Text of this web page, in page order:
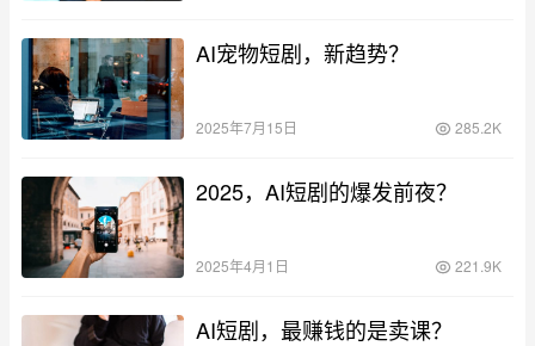
AI宠物短剧，新趋势？
2025年7月15日 285.2K
2025，AI短剧的爆发前夜？
2025年4月1日 221.9K
AI短剧，最赚钱的是卖课？